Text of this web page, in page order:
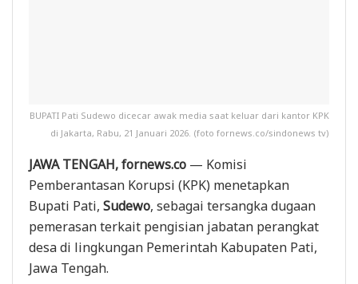
BUPATI Pati Sudewo dicecar awak media saat keluar dari kantor KPK
di Jakarta, Rabu, 21 Januari 2026. (foto fornews.co/sindonews tv)
JAWA TENGAH, fornews.co — Komisi
Pemberantasan Korupsi (KPK) menetapkan
Bupati Pati, Sudewo, sebagai tersangka dugaan
pemerasan terkait pengisian jabatan perangkat
desa di lingkungan Pemerintah Kabupaten Pati,
Jawa Tengah.